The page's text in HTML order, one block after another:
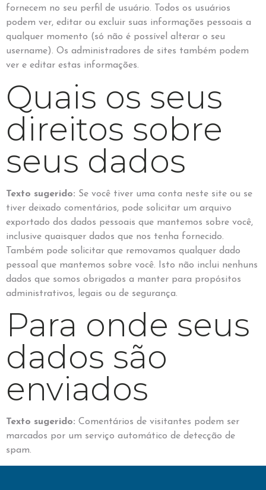
fornecem no seu perfil de usuário. Todos os usuários
podem ver, editar ou excluir suas informações pessoais a
qualquer momento (só não é possível alterar o seu
username). Os administradores de sites também podem
ver e editar estas informações.
Quais os seus
direitos sobre
seus dados
Texto sugerido: Se você tiver uma conta neste site ou se
tiver deixado comentários, pode solicitar um arquivo
exportado dos dados pessoais que mantemos sobre você,
inclusive quaisquer dados que nos tenha fornecido.
Também pode solicitar que removamos qualquer dado
pessoal que mantemos sobre você. Isto não inclui nenhuns
dados que somos obrigados a manter para propósitos
administrativos, legais ou de segurança.
Para onde seus
dados são
enviados
Texto sugerido: Comentários de visitantes podem ser
marcados por um serviço automático de detecção de
spam.